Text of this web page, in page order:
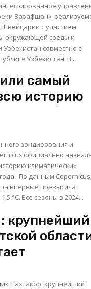
Зарафшан»,
с участием
окружающей среды и
совместно с
посольством Швейцарии в Республике Узбекистан. В...
самый
историю
зондирования и
официально
климатических
впервые превысила
°C. Все сезоны в 2024...
крупнейший
Пахтакор, крупнейший